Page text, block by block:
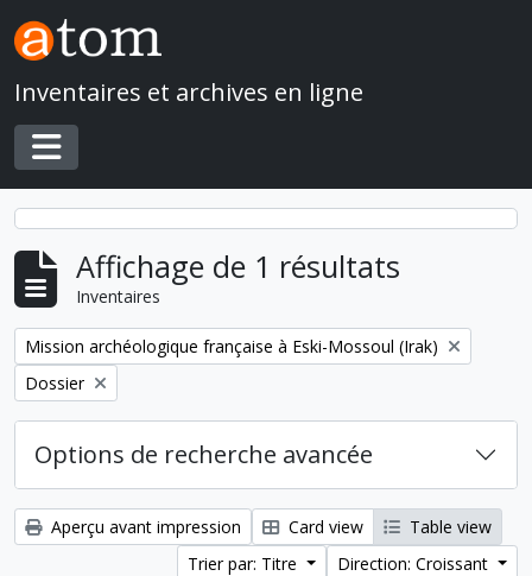
Skip to main content
Inventaires et archives en ligne
Toggle navigation
Affichage de 1 résultats
Inventaires
Remove filter:
Mission archéologique française à Eski-Mossoul (Irak)
Remove filter:
Dossier
Options de recherche avancée
Aperçu avant impression Card view
Table view
Trier par: Titre
Direction: Croissant